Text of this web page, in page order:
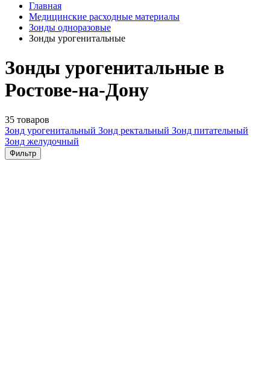
Главная
Медицинские расходные материалы
Зонды одноразовые
Зонды урогенитальные
Зонды урогенитальные в
Ростове-на-Дону
35 товаров
Зонд урогенитальный Зонд ректальный Зонд питательный
Зонд желудочный
Фильтр